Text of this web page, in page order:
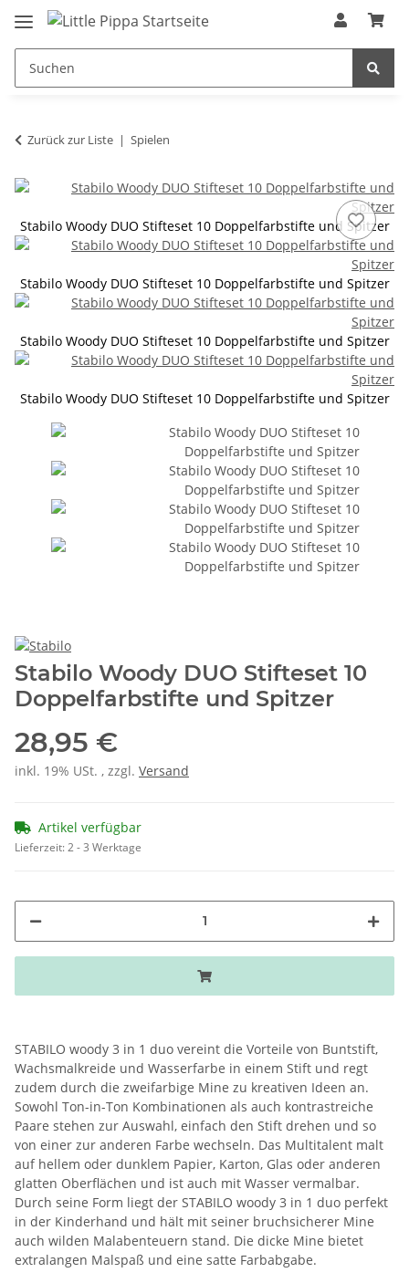
Zum Hauptinhalt springen
springen
Zurück zur Liste Spielen
Stabilo Woody DUO Stifteset 10 Doppelfarbstifte und Spitzer
Stabilo Woody DUO Stifteset 10 Doppelfarbstifte und Spitzer
Stabilo Woody DUO Stifteset 10 Doppelfarbstifte und Spitzer
Stabilo Woody DUO Stifteset 10 Doppelfarbstifte und Spitzer
Stabilo Woody DUO Stifteset 10
Doppelfarbstifte und Spitzer
28,95 €
inkl. 19% USt. , zzgl. Versand
Artikel verfügbar
Lieferzeit:2 - 3 Werktage
STABILO woody 3 in 1 duo vereint die Vorteile von Buntstift,
Wachsmalkreide und Wasserfarbe in einem Stift und regt
zudem durch die zweifarbige Mine zu kreativen Ideen an.
Sowohl Ton-in-Ton Kombinationen als auch kontrastreiche
Paare stehen zur Auswahl, einfach den Stift drehen und so
von einer zur anderen Farbe wechseln. Das Multitalent malt
auf hellem oder dunklem Papier, Karton, Glas oder anderen
glatten Oberflächen und ist auch mit Wasser vermalbar.
Durch seine Form liegt der STABILO woody 3 in 1 duo perfekt
in der Kinderhand und hält mit seiner bruchsicherer Mine
auch wilden Malabenteuern stand. Die dicke Mine bietet
extralangen Malspaß und eine satte Farbabgabe.